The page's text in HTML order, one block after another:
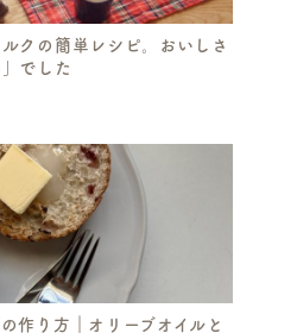
クの簡単レシピ。おいしさ
でした
作り方｜オリーブオイルと